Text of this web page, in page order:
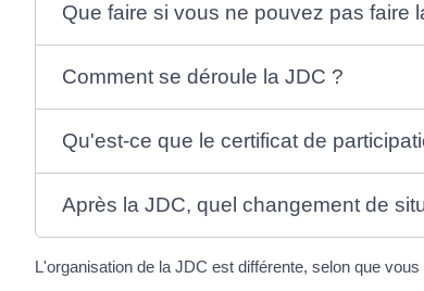
Que faire si vous ne pouvez pas faire
Comment se déroule la JDC ?
Qu'est-ce que le certificat de
Après la JDC, quel changement de
L'organisation de la JDC est différente, selon que vous